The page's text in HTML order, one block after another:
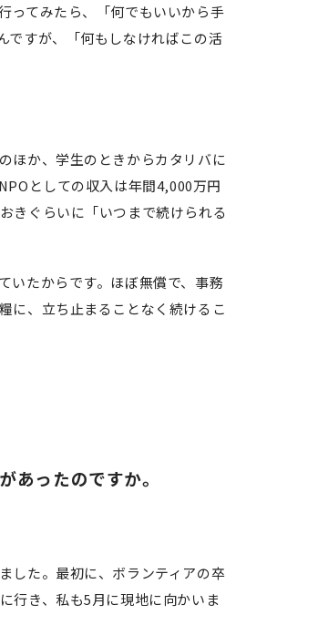
ってみたら、「何でもいいから手
ですが、「何もしなければこの活
ほか、学生のときからカタリバに
としての収入は年間4,000万円
きぐらいに「いつまで続けられる
いたからです。ほぼ無償で、事務
に、立ち止まることなく続けるこ
ったのですか。
した。最初に、ボランティアの卒
行き、私も5月に現地に向かいま